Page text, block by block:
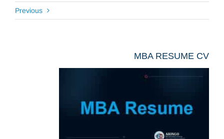
Previous
MBA RESUME CV